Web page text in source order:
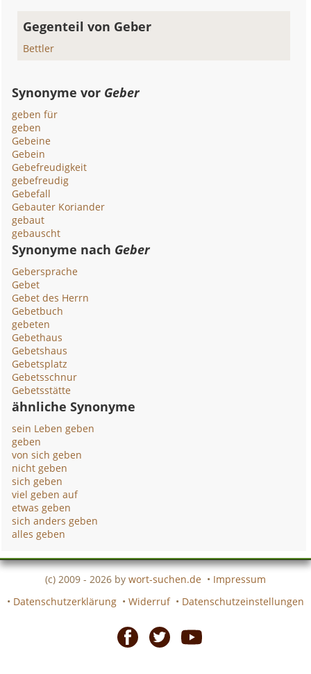
Gegenteil von Geber
Bettler
Synonyme vor Geber
geben für
geben
Gebeine
Gebein
Gebefreudigkeit
gebefreudig
Gebefall
Gebauter Koriander
gebaut
gebauscht
Synonyme nach Geber
Gebersprache
Gebet
Gebet des Herrn
Gebetbuch
gebeten
Gebethaus
Gebetshaus
Gebetsplatz
Gebetsschnur
Gebetsstätte
ähnliche Synonyme
sein Leben geben
geben
von sich geben
nicht geben
sich geben
viel geben auf
etwas geben
sich anders geben
alles geben
(c) 2009 - 2026 by wort-suchen.de • Impressum
• Datenschutzerklärung • Widerruf • Datenschutzeinstellungen